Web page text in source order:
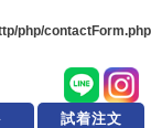
php/contactForm.php
靴の
試着注文